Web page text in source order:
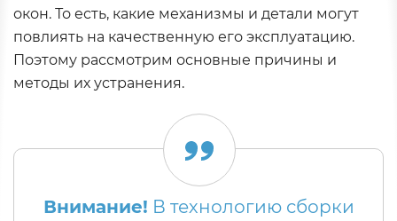
окон. То есть, какие механизмы и детали могут
повлиять на качественную его эксплуатацию.
Поэтому рассмотрим основные причины и
методы их устранения.
Внимание! В технологию сборки